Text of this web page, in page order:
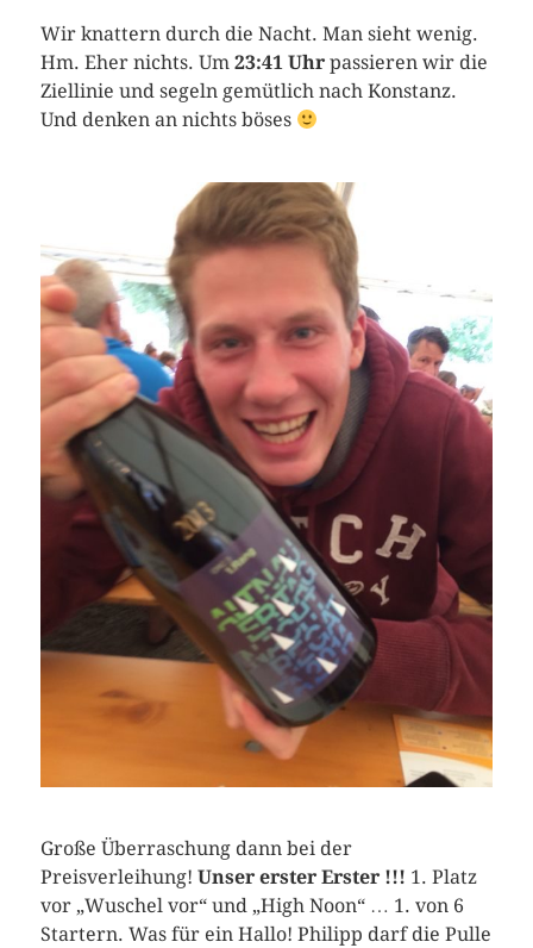
Wir knattern durch die Nacht. Man sieht wenig.
Hm. Eher nichts. Um 23:41 Uhrpassieren wir die
Ziellinie und segeln gemütlich nach Konstanz.
Und denken an nichts böses
Große Überraschung dann bei der
Preisverleihung! Unser erster Erster !!! 1. Platz
vor „Wuschel vor“ und „High Noon“ … 1. von 6
Startern. Was für ein Hallo! Philipp darf die Pulle